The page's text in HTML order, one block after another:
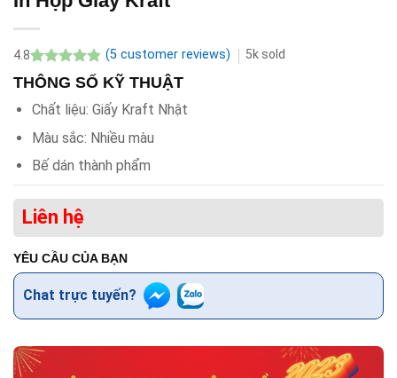
4.8
Rated 4.8
out of 5
based on
5
customer
ratings
(5customer reviews) 5ksold
THÔNG SỐ KỸ THUẬT
Chất liệu: Giấy Kraft Nhật
Màu sắc: Nhiều màu
Bế dán thành phẩm
Liên hệ
YÊU CẦU CỦA BẠN
Chat trực tuyến?